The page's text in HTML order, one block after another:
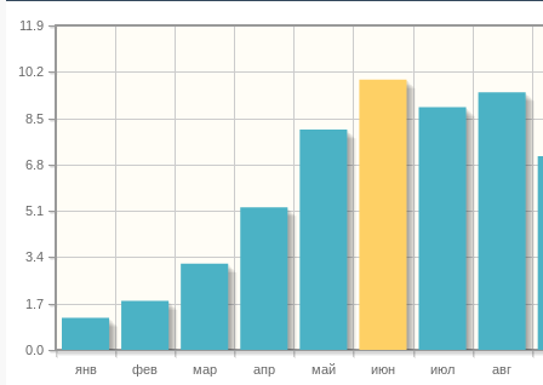
янв фев мар апр май июн июл авг
0.0
1.7
3.4
5.1
6.8
8.5
10.2
11.9